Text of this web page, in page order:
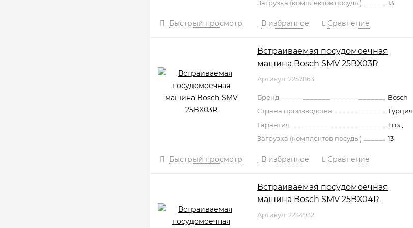
Загрузка (комплектов посуды) 13
Быстрый просмотр В избранное Сравнение
Встраиваемая посудомоечная
машина Bosch SMV 25BX03R
Артикул: 2257863
Бренд
Bosch
Страна производства
Турция
Гарантия
1 год
Загрузка (комплектов посуды)
13
Быстрый просмотр В избранное Сравнение
Встраиваемая посудомоечная
машина Bosch SMV 25BX04R
Артикул: 2234932